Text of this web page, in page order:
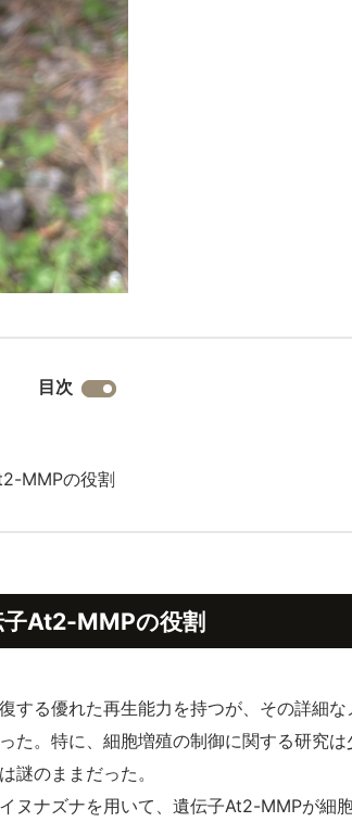
目次
MMPの役割
子At2-MMPの役割
する優れた再生能力を持つが、その詳細な
た。特に、細胞増殖の制御に関する研究
謎のままだった。
ヌナズナを用いて、遺伝子At2-MMPが細